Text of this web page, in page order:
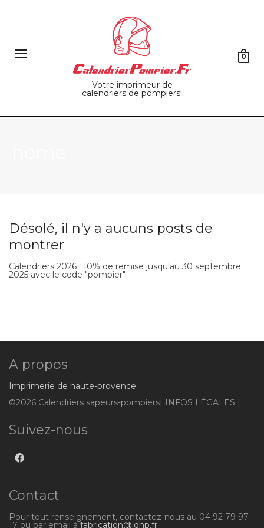
Votre imprimeur de
calendriers de pompiers!
0
Désolé, il n'y a aucuns posts de
montrer
Calendriers 2026 : 10% de remise jusqu'au 30 septembre
2025 avec le code "pompier"
A propos
Imprimerie de haute-provence
©2026 Calendriers sapeurs-pompiers| INFOS LÉGALES |
Suivez-nous
Contact
Pour tout renseignement, contactez-nous au 04 92 79 97
17 ou par email àfabrication@idhp.fr